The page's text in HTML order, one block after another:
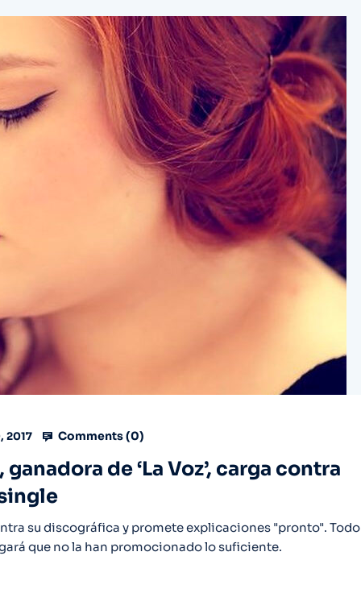
2017 Comments (0)
de ‘La Voz’, carga contra
su discográfica y promete explicaciones "pronto". Todo
que no la han promocionado lo suficiente.